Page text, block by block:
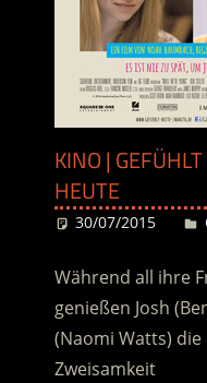
KINO |
HEUTE
30/07/2015
Während all ihre
genießen Josh
(Naomi Watts)
Zweisamkeit